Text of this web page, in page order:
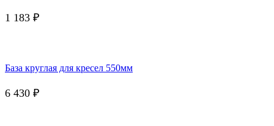
1 183 ₽
База круглая для кресел 550мм
6 430 ₽